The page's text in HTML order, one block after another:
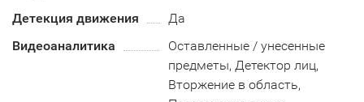
Детекция движения
Да
Видеоаналитика
Оставленные / унесенные
предметы, Детектор лиц,
Вторжение в область,